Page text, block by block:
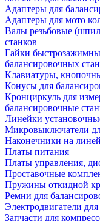
Адаптеры для
Адаптеры для мото
Валы резьбовые
станков
Гайки
балансировочных
Клавиатуры,
Конусы для
Кронциркуль для
балансировочные
Линейки
Микровыключатели
Наконечники на
Платы питания
Платы управления,
Проставочные
Пружины откидной
Ремни для
Электродвигатели
Запчасти для